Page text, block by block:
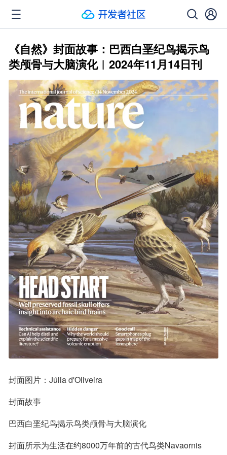
《自然》封面故事：巴西白垩纪鸟揭示鸟
类颅骨与大脑演化︱2024年11月14日刊
封面图片：Júlia d'Oliveira
封面故事
巴西白垩纪鸟揭示鸟类颅骨与大脑演化
封面所示为生活在约8000万年前的古代鸟类Navaornis